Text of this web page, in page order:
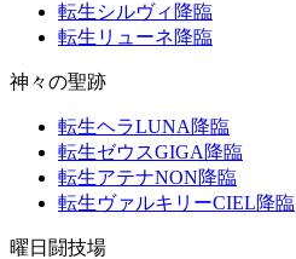
転生シルヴィ降臨
転生リューネ降臨
神々の聖跡
転生ヘラLUNA降臨
転生ゼウスGIGA降臨
転生アテナNON降臨
転生ヴァルキリーCIEL降臨
曜日闘技場